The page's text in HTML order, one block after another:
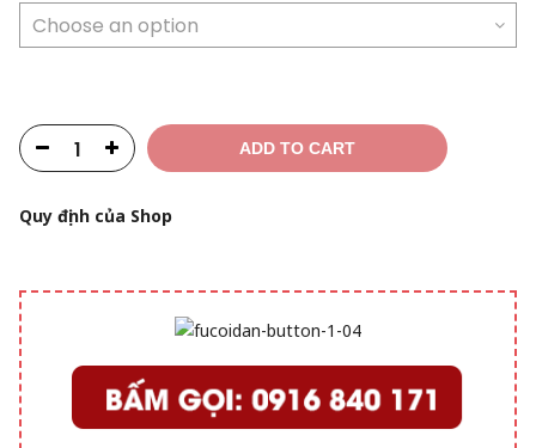
ADD TO CART
Quy định của Shop